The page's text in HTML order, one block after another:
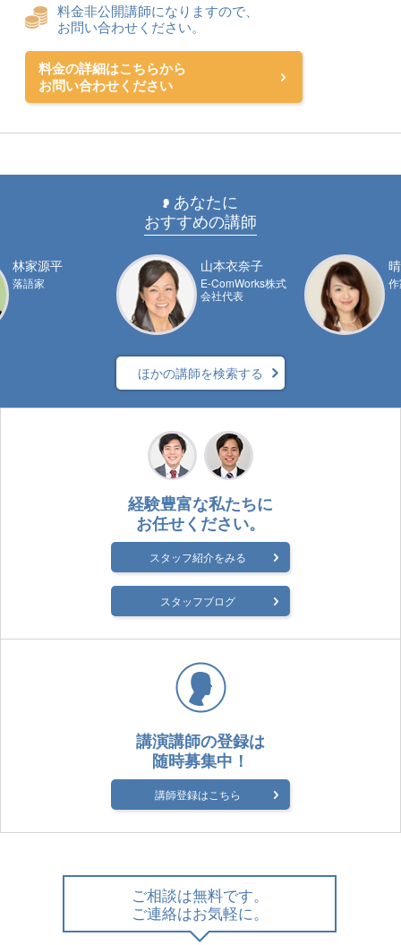
料金非公開講師になりますので、
お問い合わせください。
料金の詳細はこちらから
お問い合わせください
あなたに
おすすめの講師
林家源平
落語家
山本衣奈子
E-ComWorks株式
会社代表
ほかの講師を検索する
経験豊富な私たちに
お任せください。
スタッフ紹介をみる
スタッフブログ
講演講師の登録は
随時募集中！
講師登録はこちら
ご相談は無料です。
ご連絡はお気軽に。